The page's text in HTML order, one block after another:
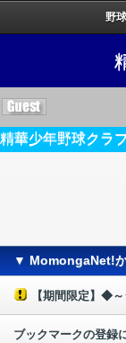
野
精華少年野球クラ
▼ MomongaNet!
【期間限定】◆
ブックマークの登録